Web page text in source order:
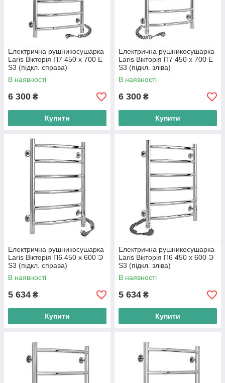
Електрична рушникосушарка
Laris Вікторія П7 450 х 700 Е
S3 (підкл. справа)
В наявності
6 300 ₴
Купити
Електрична рушникосушарка
Laris Вікторія П7 450 х 700 Е
S3 (підкл. зліва)
В наявності
6 300 ₴
Купити
Електрична рушникосушарка
Laris Вікторія П6 450 х 600 Э
S3 (підкл. справа)
В наявності
5 634 ₴
Купити
Електрична рушникосушарка
Laris Вікторія П6 450 х 600 Э
S3 (підкл. зліва)
В наявності
5 634 ₴
Купити